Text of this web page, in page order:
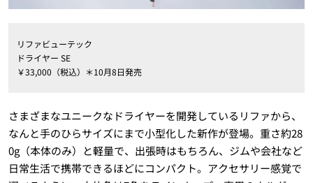
リファビューテック
ドライヤー SE
￥33,000（税込）＊10月8日発売
さまざまなユニークなドライヤーを開発しているリファから、
なんと手のひらサイズにまで小型化した新作が登場。重さ約28
0g（本体のみ）と軽量で、出張時はもちろん、ジムや会社など
日常生活で携帯できるほどにコンパクト。アクセサリー感覚で